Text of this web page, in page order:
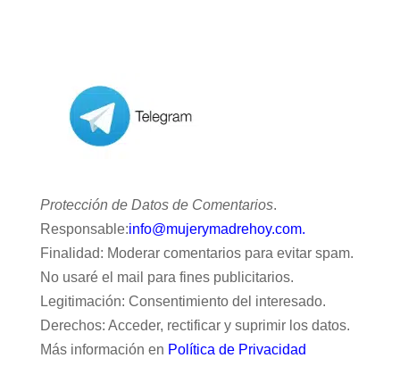
Protección de Datos de Comentarios.
Responsable:info@mujerymadrehoy.com.
Finalidad: Moderar comentarios para evitar spam.
No usaré el mail para fines publicitarios.
Legitimación: Consentimiento del interesado.
Derechos: Acceder, rectificar y suprimir los datos.
Más información en Política de Privacidad